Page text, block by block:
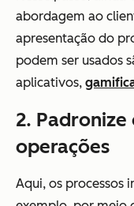
abordagem ao
apresentação do
podem ser usados
aplicativos,
2. Padronize
operações
Aqui, os processos